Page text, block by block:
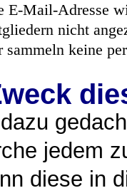
E-Mail-Adresse
nicht
sammeln keine
jedem
diese in